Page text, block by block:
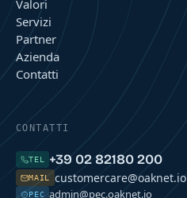
Valori
Servizi
Partner
Azienda
Contatti
CONTATTI
TEL +39 02 82180 200
MAIL customercare@oaknet.io
PEC admin@pec.oaknet.io